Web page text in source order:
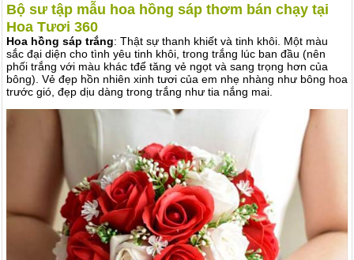
Bộ sư tập mẫu hoa hồng sáp thơm bán chạy tại
Hoa Tươi 360
Hoa hồng sáp trắng: Thật sự thanh khiết và tinh khôi. Một màu
sắc đại diện cho tình yêu tinh khôi, trong trắng lúc ban đầu (nên
phối trắng với màu khác tđể tăng vẻ ngọt và sang trọng hơn của
bông). Vẻ đẹp hồn nhiên xinh tươi của em nhẹ nhàng như bông hoa
trước gió, đẹp dịu dàng trong trắng như tia nắng mai.